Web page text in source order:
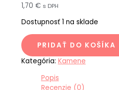
1,70 € s DPH
Dostupnosť 1 na sklade
PRIDAŤ DO KOŠÍKA
Kategória: Kamene
Popis
Recenzie (0)